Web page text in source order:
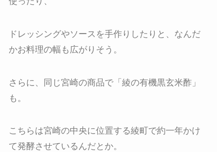
ドレッシングやソースを手作りしたりと、なんだ
かお料理の幅も広がりそう。
さらに、同じ宮崎の商品で「綾の有機黒玄米酢」
も。
こちらは宮崎の中央に位置する綾町で約一年かけ
て発酵させているんだとか。